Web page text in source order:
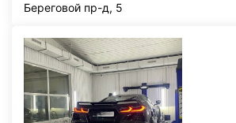
Береговой пр-д, 5